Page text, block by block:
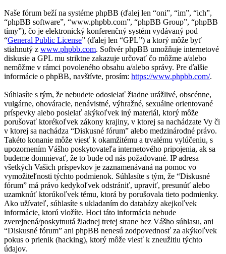
Naše fórum beží na systéme phpBB (ďalej len “oni”, “im”, “ich”,
“phpBB software”, “www.phpbb.com”, “phpBB Group”, “phpBB
tímy”), čo je elektronický konferenčný systém vydávaný pod
“General Public License” (ďalej len “GPL”) a ktorý môže byť
stiahnutý z www.phpbb.com. Softvér phpBB umožňuje internetové
diskusie a GPL mu striktne zakazuje určovať čo môžme a/alebo
nemôžme v rámci povoleného obsahu a/alebo správy. Pre ďalšie
informácie o phpBB, navštívte, prosím: https://www.phpbb.com/.
Súhlasíte s tým, že nebudete odosielať žiadne urážlivé, obscénne,
vulgárne, ohováracie, nenávistné, výhražné, sexuálne orientované
príspevky alebo posielať akýkoľvek iný materiál, ktorý môže
porušovať ktorékoľvek zákony krajiny, v ktorej sa nachádzate Vy či
v ktorej sa nachádza “Diskusné fórum” alebo medzinárodné právo.
Takéto konanie môže viesť k okamžitému a trvalému vylúčeniu, s
upozornením Vášho poskytovateľa internetového pripojenia, ak sa
budeme domnievať, že to bude od nás požadované. IP adresa
všetkých Vašich príspevkov je zaznamenávaná na pomoc vo
vymožiteľnosti týchto podmienok. Súhlasíte s tým, že “Diskusné
fórum” má právo kedykoľvek odstrániť, upraviť, presunúť alebo
uzamknúť ktorúkoľvek tému, ktorá by porušovala tieto podmienky.
Ako užívateľ, súhlasíte s ukladaním do databázy akejkoľvek
informácie, ktorú vložíte. Hoci táto informácia nebude
zverejnená/poskytnutá žiadnej tretej strane bez Vášho súhlasu, ani
“Diskusné fórum” ani phpBB nenesú zodpovednosť za akýkoľvek
pokus o prienik (hacking), ktorý môže viesť k zneužitiu týchto
údajov.